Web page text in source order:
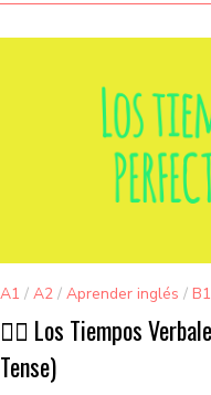
A1 / A2 / Aprender inglés / B1
categorizar
👌🏽 Los Tiempos
Tense)